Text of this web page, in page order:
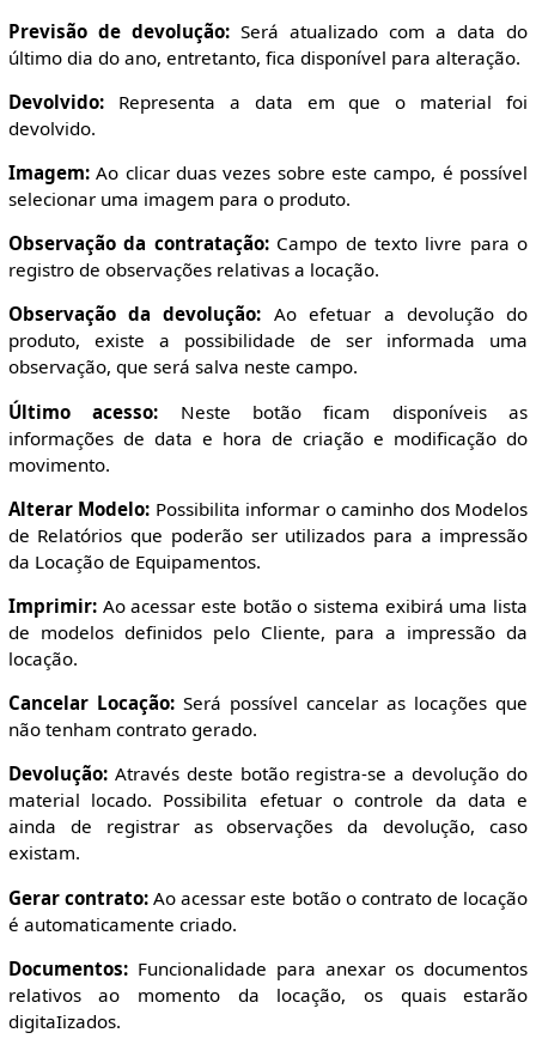
Previsão de devolução:Será atualizado com a data do
último dia do ano, entretanto, fica disponível para alteração.
Devolvido:Representa a data em que o material foi
devolvido.
Imagem:Ao clicar duas vezes sobre este campo, é possível
selecionar uma imagem para o produto.
Observação da contratação:Campo de texto livre para o
registro de observações relativas a locação.
Observação da devolução: Ao efetuar a devolução do
produto, existe a possibilidade de ser informada uma
observação, que será salva neste campo.
Último acesso: Neste botão ficam disponíveis as
informações de data e hora de criação e modificação do
movimento.
Alterar Modelo: Possibilita informar o caminho dos Modelos
de Relatórios que poderão ser utilizados para a impressão
da Locação de Equipamentos.
Imprimir:Ao acessar este botão o sistema exibirá uma lista
de modelos definidos pelo Cliente, para a impressão da
locação.
Cancelar Locação:Será possível cancelar as locações que
não tenham contrato gerado.
Devolução:Através deste botão registra-se a devolução do
material locado. Possibilita efetuar o controle da data e
ainda de registrar as observações da devolução, caso
existam.
Gerar contrato:Ao acessar este botão o contrato de locação
é automaticamente criado.
Documentos:Funcionalidade para anexar os documentos
relativos ao momento da locação, os quais estarão
digitaIizados.